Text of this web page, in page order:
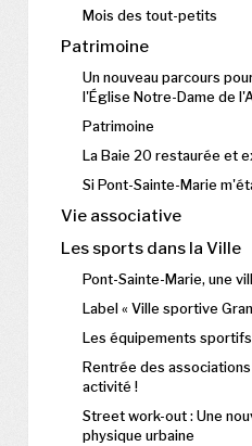
Mois des tout-petits
Patrimoine
Un nouveau parcours
l'Église Notre-Dame de
Patrimoine
La Baie 20 restaurée et
Si Pont-Sainte-Marie
Vie associative
Les sports dans la Ville
Pont-Sainte-Marie, une
Label « Ville sportive
Les équipements sportifs
Rentrée des
activité !
Street work-out : Une
physique urbaine